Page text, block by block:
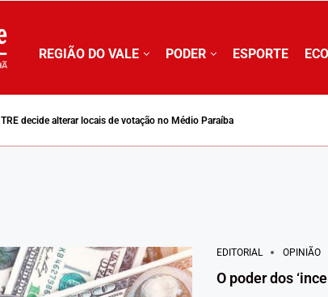
REGIÃO DO VALE PODER ESPORTE
TRE decide alterar locais de votação no Médio Paraíba
EDITORIAL OPINIÃO
O poder dos